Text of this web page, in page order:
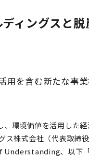
ィングスと
用を含む新たな事
、環境価値を活用し
ス株式会社（代表取締
、以下「